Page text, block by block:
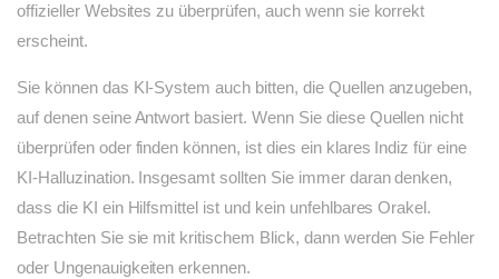
offizieller Websites zu überprüfen, auch wenn sie korrekt
erscheint.
Sie können das KI-System auch bitten, die Quellen anzugeben,
auf denen seine Antwort basiert. Wenn Sie diese Quellen nicht
überprüfen oder finden können, ist dies ein klares Indiz für eine
KI-Halluzination. Insgesamt sollten Sie immer daran denken,
dass die KI ein Hilfsmittel ist und kein unfehlbares Orakel.
Betrachten Sie sie mit kritischem Blick, dann werden Sie Fehler
oder Ungenauigkeiten erkennen.